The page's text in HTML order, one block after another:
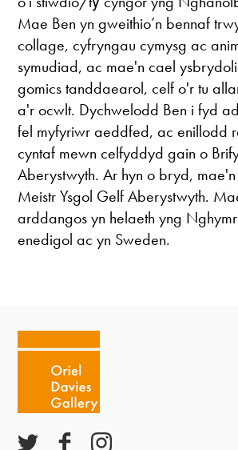
Mae Ben yn gweithio’n bennaf
collage, cyfryngau cymysg ac
symudiad, ac mae'n cael
gomics tanddaearol, celf o'r tu
a'r ocwlt. Dychwelodd Ben i fyd
fel myfyriwr aeddfed, ac enillodd
cyntaf mewn celfyddyd gain o
Aberystwyth. Ar hyn o bryd,
Meistr Ysgol Gelf Aberystwyth.
arddangos yn helaeth yng
enedigol ac yn Sweden.